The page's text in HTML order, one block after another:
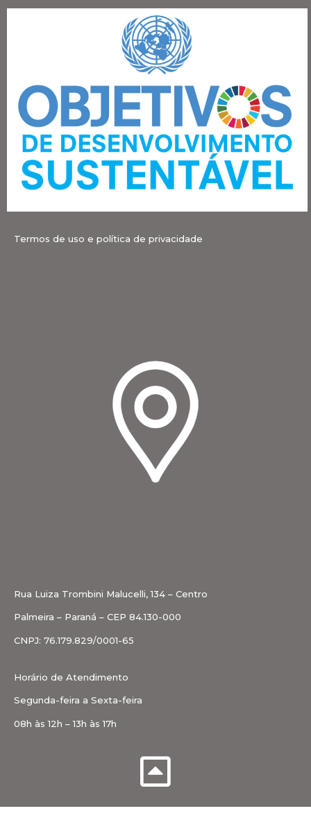
Termos de uso e política de privacidade
Rua Luiza Trombini Malucelli, 134 – Centro
Palmeira – Paraná – CEP 84.130-000
CNPJ: 76.179.829/0001-65
Horário de Atendimento
Segunda-feira a Sexta-feira
08h às 12h – 13h às 17h